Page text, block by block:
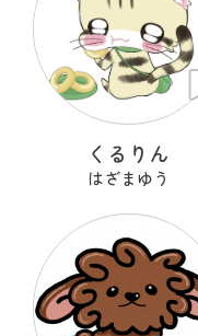
くるりん
はざまゆう